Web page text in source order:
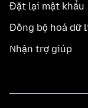
Đặt lại mật khẩu
Đồng bộ hoá dữ
Nhận trợ giúp